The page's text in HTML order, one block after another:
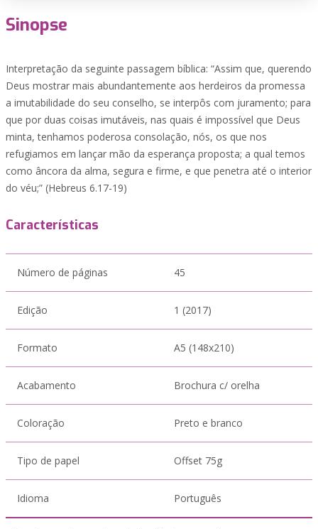
Sinopse
Interpretação da seguinte passagem bíblica: “Assim que, querendo
Deus mostrar mais abundantemente aos herdeiros da promessa
a imutabilidade do seu conselho, se interpôs com juramento; para
que por duas coisas imutáveis, nas quais é impossível que Deus
minta, tenhamos poderosa consolação, nós, os que nos
refugiamos em lançar mão da esperança proposta; a qual temos
como âncora da alma, segura e firme, e que penetra até o interior
do véu;” (Hebreus 6.17-19)
Características
Número de páginas 45
Edição 1 (2017)
Formato A5 (148x210)
Acabamento Brochura c/ orelha
Coloração Preto e branco
Tipo de papel Offset 75g
Idioma Português